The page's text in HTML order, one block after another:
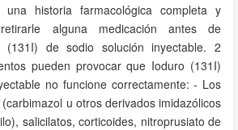
historia farmacológica completa y
alguna medicación antes de
(131I) de sodio solución inyectable. 2
pueden provocar que Ioduro (131I)
no funcione correctamente: - Los
u otros derivados imidazólicos
salicilatos, corticoides, nitroprusiato de